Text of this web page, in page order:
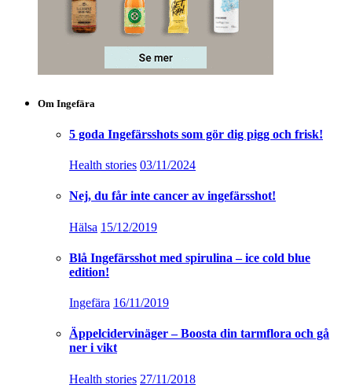
Om Ingefära
5 goda Ingefärsshots som gör dig pigg och frisk!
Health stories 03/11/2024
Nej, du får inte cancer av ingefärsshot!
Hälsa 15/12/2019
Blå Ingefärsshot med spirulina – ice cold blue
edition!
Ingefära 16/11/2019
Äppelcidervinäger – Boosta din tarmflora och gå
ner i vikt
Health stories 27/11/2018